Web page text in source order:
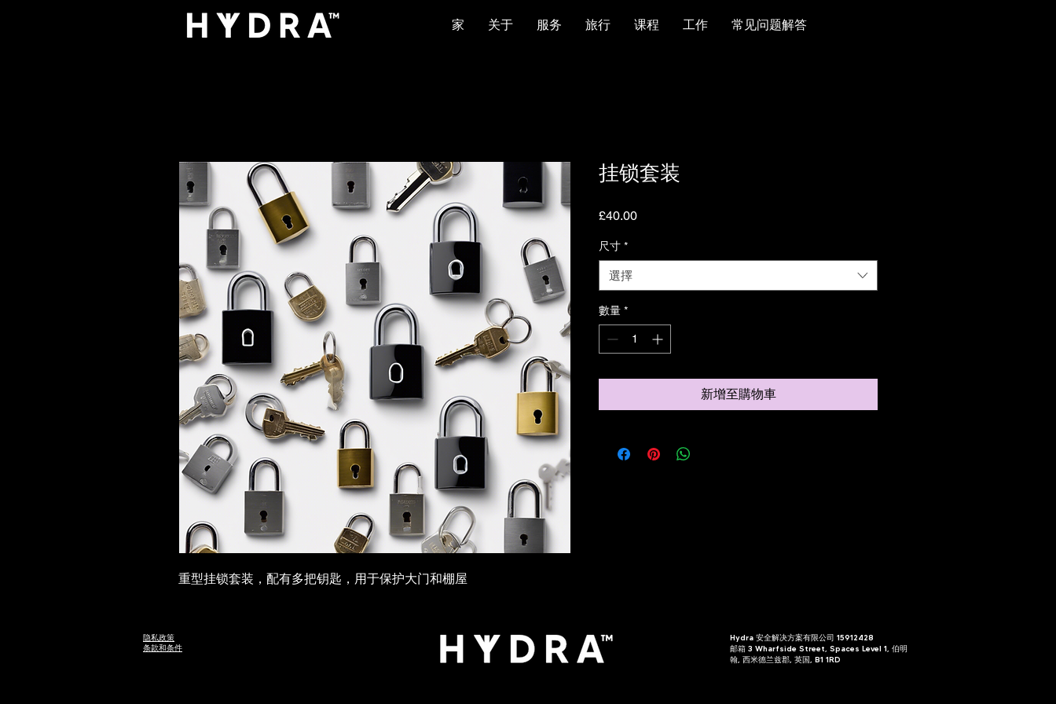
家 关于 服务 旅行 课程 工作 常见问题解答
重型挂锁套装，配有多把钥匙，用于保护大门和棚屋
挂锁套装
£40.00價
尺寸 *
選擇
數量 *
新增至購物車
隐私政策
条款和条件
Hydra 安全解决方案有限公司 15912428
邮箱 3 Wharfside Street, Spaces Level 1, 伯明
翰, 西米德兰兹郡, 英国, B1 1RD